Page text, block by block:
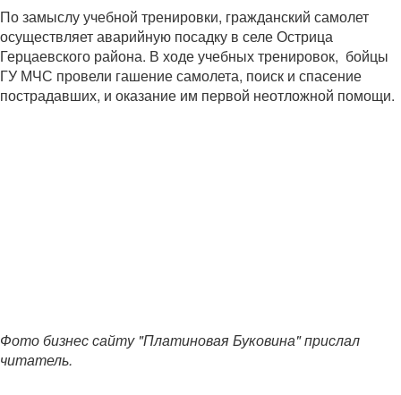
По замыслу учебной тренировки, гражданский самолет
осуществляет аварийную посадку в селе Острица
Герцаевского района. В ходе учебных тренировок, бойцы
ГУ МЧС провели гашение самолета, поиск и спасение
пострадавших, и оказание им первой неотложной помощи.
Фото бизнес сайту "Платиновая Буковина" прислал
читатель.